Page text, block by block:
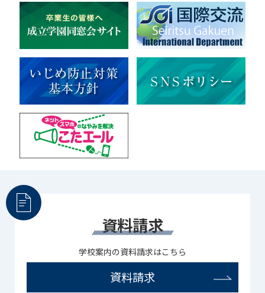
ライフワーク
新日本芸能
宇宙探究
赤門倶楽部
資料請求
学校案内の資料請求はこちら
資料請求